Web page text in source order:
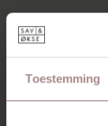
Toestemming
Ben je op
veel modellen
longue. Ideaal